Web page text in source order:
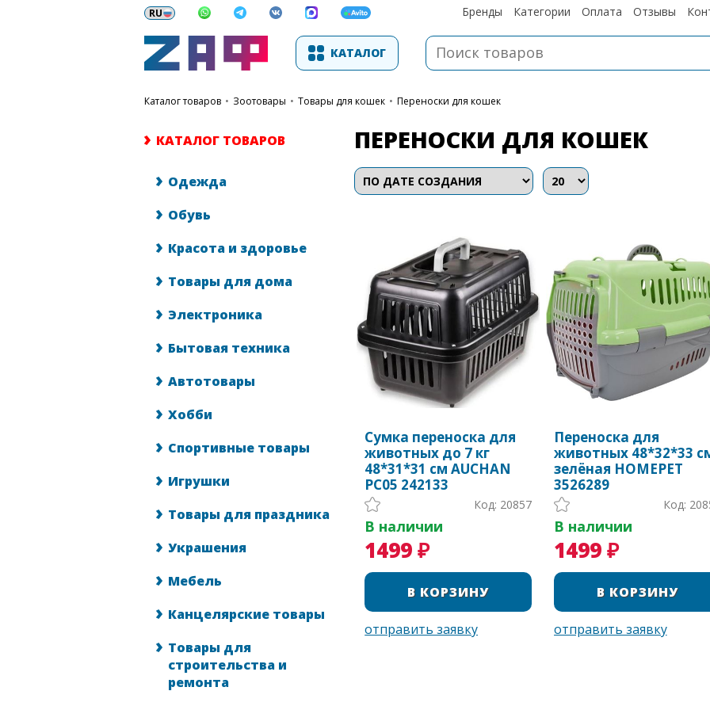
Бренды Категории Оплата Отзывы
КАТАЛОГ
каталог товаров • Зоотовары • Товары для кошек • Переноски для кошек
КАТАЛОГ ТОВАРОВ
Одежда
Обувь
Красота и здоровье
Товары для дома
Электроника
Бытовая техника
Автотовары
Хобби
Спортивные товары
Игрушки
Товары для праздника
Украшения
Мебель
Канцелярские товары
Товары для
строительства и
ремонта
ПЕРЕНОСКИ ДЛЯ КОШЕК
Сумка переноска для
животных до 7 кг
48*31*31 см AUCHAN
PC05 242133
Код: 20857
В наличии
1499 ₽
Переноска для
животных 48*32*33
зелёная HOMEPET
3526289
Код:
В наличии
1499 ₽